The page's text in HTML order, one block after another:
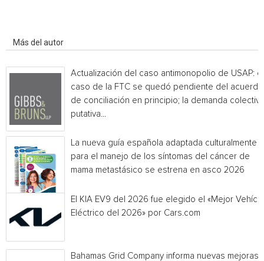
Más del autor
Actualización del caso antimonopolio de USAP: el
caso de la FTC se quedó pendiente del acuerdo
de conciliación en principio; la demanda colectiva
putativa...
La nueva guía española adaptada culturalmente
para el manejo de los síntomas del cáncer de
mama metastásico se estrena en asco 2026
El KIA EV9 del 2026 fue elegido el «Mejor
Eléctrico del 2026» por Cars.com
Bahamas Grid Company informa nuevas mejoras